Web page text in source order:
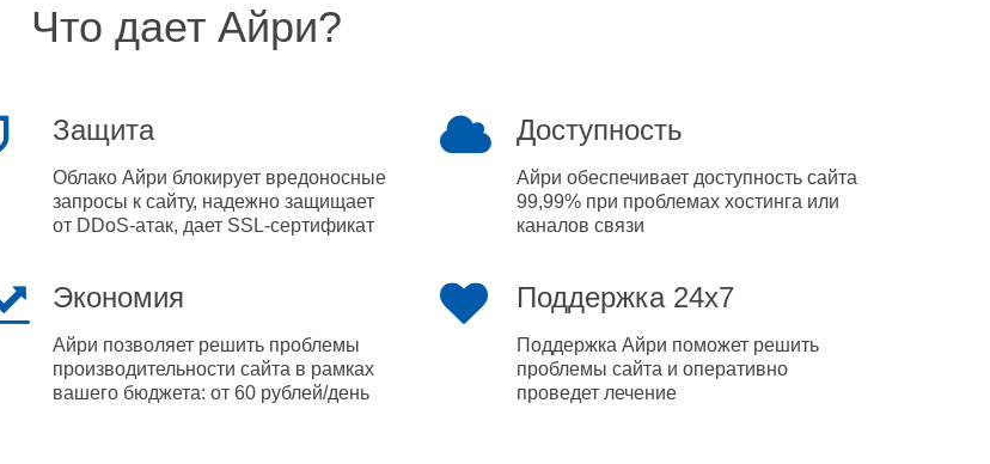
Что дает Айри?
Защита
Облако Айри блокирует вредоносные
запросы к сайту, надежно защищает
от DDoS-атак, дает SSL-сертификат
Доступность
Айри обеспечивает доступность сайта
99,99% при проблемах хостинга или
каналов связи
Экономия
Айри позволяет решить проблемы
производительности сайта в рамках
вашего бюджета: от 60 рублей/день
Поддержка 24x7
Поддержка Айри поможет решить
проблемы сайта и оперативно
проведет лечение